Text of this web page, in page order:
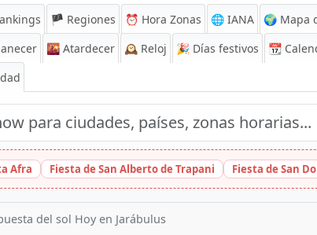
🏴 Regiones ⏰ Hora Zonas 🌐 IANA 🌍 Mapa
🌇 Atardecer 🕰️ Reloj 🎉 Días festivos 📆
Afra Fiesta de San Alberto de Trapani Fiesta de San
del sol Hoy en Jarábulus